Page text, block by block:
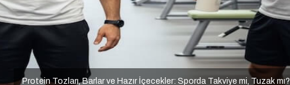
Protein Tozları, Barlar ve Hazır İçecekler: Sporda Takviye mi, Tuzak mı?